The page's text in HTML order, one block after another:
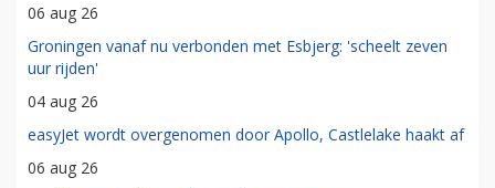
06 aug 26
Groningen vanaf nu verbonden met Esbjerg: 'scheelt zeven
uur rijden'
04 aug 26
easyJet wordt overgenomen door Apollo, Castlelake haakt af
06 aug 26